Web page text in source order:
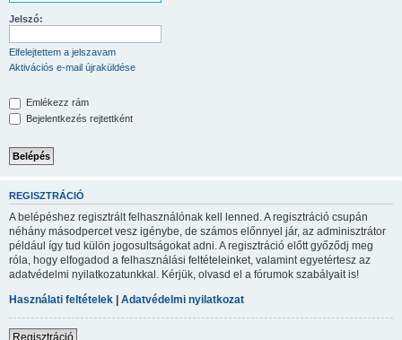
Jelszó:
Elfelejtettem a jelszavam
Aktivációs e-mail újraküldése
Emlékezz rám
Bejelentkezés rejtettként
REGISZTRÁCIÓ
A belépéshez regisztrált felhasználónak kell lenned. A regisztráció csupán
néhány másodpercet vesz igénybe, de számos előnnyel jár, az adminisztrátor
például így tud külön jogosultságokat adni. A regisztráció előtt győződj meg
róla, hogy elfogadod a felhasználási feltételeinket, valamint egyetértesz az
adatvédelmi nyilatkozatunkkal. Kérjük, olvasd el a fórumok szabályait is!
Használati feltételek | Adatvédelmi nyilatkozat
Regisztráció